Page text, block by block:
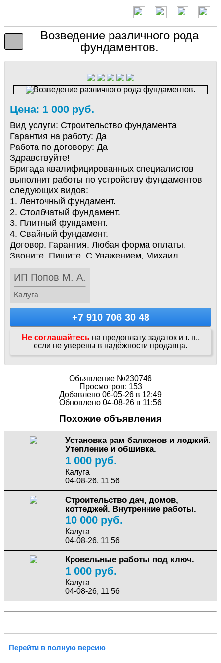
Возведение различного рода
фундаментов.
Цена: 1 000 руб.
Вид услуги: Строительство фундамента
Гарантия на работу: Да
Работа по договору: Да
Здравствуйте!
Бригада квалифицированных специалистов
выполнит работы по устройству фундаментов
следующих видов:
1. Ленточный фундамент.
2. Столбчатый фундамент.
3. Плитный фундамент.
4. Свайный фундамент.
Договор. Гарантия. Любая форма оплаты.
Звоните. Пишите. С Уважением, Михаил.
ИП Попов М. А.
Калуга
+7 910 706 30 48
Не соглашайтесь на предоплату, задаток и т. п.,
если не уверены в надёжности продавца.
Объявление №230746
Просмотров: 153
Добавлено 06-05-26 в 12:49
Обновлено 04-08-26 в 11:56
Похожие объявления
Установка рам балконов и лоджий.
Утепление и обшивка.
1 000 руб.
Калуга
04-08-26, 11:56
Строительство дач, домов,
коттеджей. Внутренние работы.
10 000 руб.
Калуга
04-08-26, 11:56
Кровельные работы под ключ.
1 000 руб.
Калуга
04-08-26, 11:56
Перейти в полную версию